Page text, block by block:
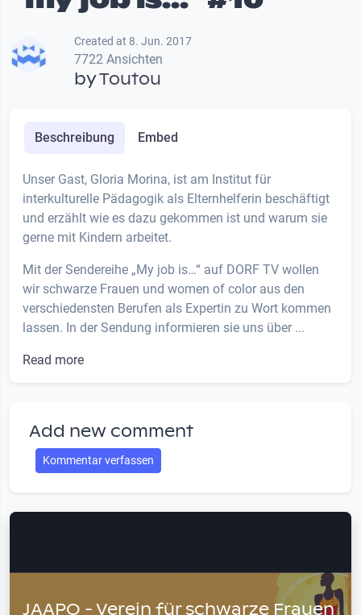
Created at 8. Jun. 2017
7722 Ansichten
byToutou
Beschreibung Embed
Unser Gast, Gloria Morina, ist am Institut für
interkulturelle Pädagogik als Elternhelferin beschäftigt
und erzählt wie es dazu gekommen ist und warum sie
gerne mit Kindern arbeitet.
Mit der Sendereihe „My job is…“ auf DORF TV wollen
wir schwarze Frauen und women of color aus den
verschiedensten Berufen als Expertin zu Wort kommen
lassen. In der Sendung informieren sie uns über ...
Read more
Add new comment
Kommentar verfassen
JAAPO - Verein für schwarze Frauen